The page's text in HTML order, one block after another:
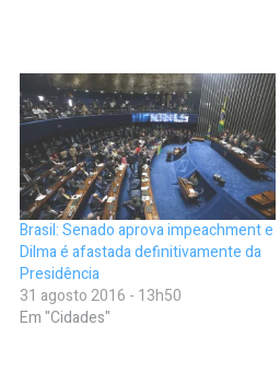
Brasil: Senado aprova impeachment e
Dilma é afastada definitivamente da
Presidência
31 agosto 2016 - 13h50
Em "Cidades"